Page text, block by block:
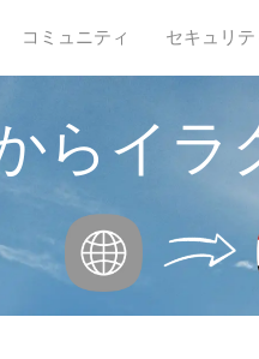
コミュニティ セキュリ
らイラ